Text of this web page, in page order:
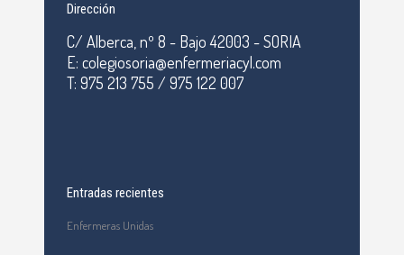
Dirección
C/ Alberca, nº 8 - Bajo 42003 - SORIA
E: colegiosoria@enfermeriacyl.com
T: 975 213 755 / 975 122 007
Entradas recientes
Enfermeras Unidas